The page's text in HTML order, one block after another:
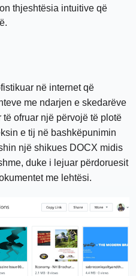
thjeshtësia intuitive që
në internet që
me ndarjen e skedarëve
ofruar një përvojë të plotë
e tij në bashkëpunimin
një shikues DOCX midis
duke i lejuar përdoruesit
me lehtësi.